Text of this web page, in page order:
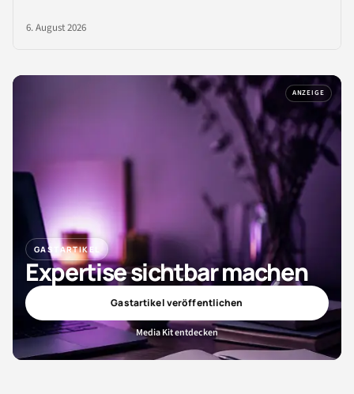
6. August 2026
ANZEIGE
GASTARTIKEL
Expertise sichtbar machen
Gastartikel veröffentlichen
Media Kit entdecken